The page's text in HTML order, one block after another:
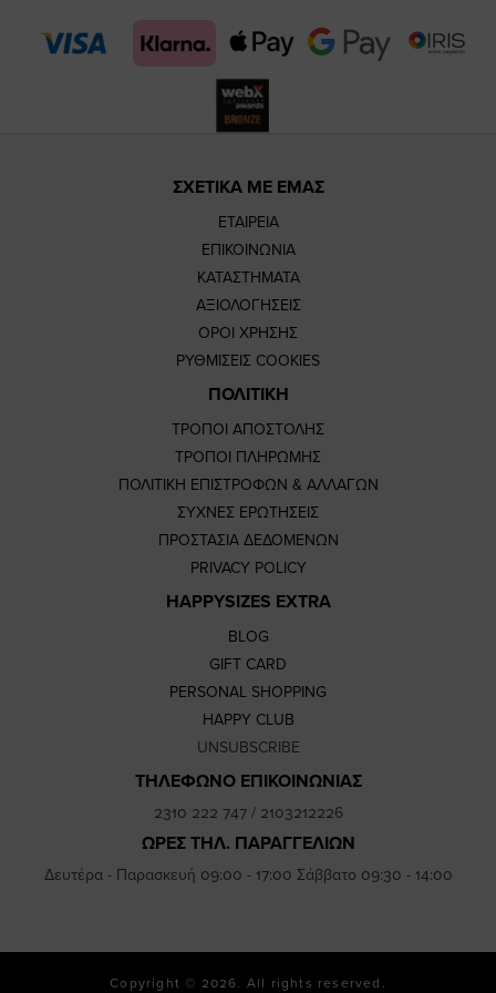
pagepage
ΣΧΕΤΙΚΑ ΜΕ ΕΜΑΣ
ΕΤΑΙΡΕΙΑ
ΕΠΙΚΟΙΝΩΝΙΑ
ΚΑΤΑΣΤΗΜΑΤΑ
ΑΞΙΟΛΟΓΗΣΕΙΣ
ΟΡΟΙ ΧΡΗΣΗΣ
ΡΥΘΜΙΣΕΙΣ COOKIES
ΠΟΛΙΤΙΚΗ
ΤΡΟΠΟΙ ΑΠΟΣΤΟΛΗΣ
ΤΡΟΠΟΙ ΠΛΗΡΩΜΗΣ
ΠΟΛΙΤΙΚΗ ΕΠΙΣΤΡΟΦΩΝ & ΑΛΛΑΓΩΝ
ΣΥΧΝΕΣ ΕΡΩΤΗΣΕΙΣ
ΠΡΟΣΤΑΣΙΑ ΔΕΔΟΜΕΝΩΝ
PRIVACY POLICY
HAPPYSIZES EXTRA
BLOG
GIFT CARD
PERSONAL SHOPPING
HAPPY CLUB
UNSUBSCRIBE
ΤΗΛΕΦΩΝΟ ΕΠΙΚΟΙΝΩΝΙΑΣ
2310 222 747/ 2103212226
ΩΡΕΣ ΤΗΛ. ΠΑΡΑΓΓΕΛΙΩΝ
Δευτέρα - Παρασκευή 09:00 - 17:00 Σάββατο 09:30 - 14:00
Copyright © 2026. All rights reserved.